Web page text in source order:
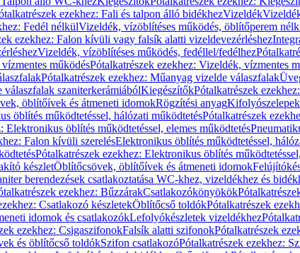
ezekhez: Fali és talpon álló bidékhezVizeldék
Fedél nélkülVizeldék, vízöblítéses működés, öblítőperem
ezekhez: Falon kívüli vagy falsík alatti vizeldevezérléshez
Vizeldék, vízöblítéses működés, fedéllel/fedélhez
működésPótalkatrészek ezekhez: Vizeldék, vízmentes
Pótalkatrészek ezekhez: Műanyag vizelde válaszfalak
szaniterkerámiábólKiegészítőkPótalkatrészek
öblítőívek és átmeneti idomokRögzítési anyagKifolyószelepek
öblítés működtetéssel, hálózati működtetésPótalkatrészek
Elektronikus öblítés működtetéssel, elemes működtetés
Falon kívüli szerelésElektronikus öblítés működtetéssel,
Pótalkatrészek ezekhez: Elektronikus öblítés
készletÖblítőcsövek, öblítőívek és átmeneti idomok
berendezések csatlakoztatása WC-khez, vizeldékhez és
ezekhez: BűzzárakCsatlakozókönyökök
Csatlakozó készletekÖblítőcső toldókPótalkatrészek
idomok és csatlakozókLefolyókészletek vizeldékhez
ezekhez: CsigaszifonokFalsík alatti szifonokPótalkatrészek
és öblítőcső toldókSzifon csatlakozóPótalkatrészek ezekhez: